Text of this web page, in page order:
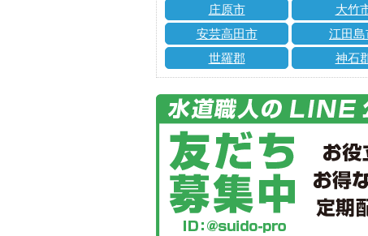
庄原市
大竹
安芸高田市
江田島
世羅郡
神石